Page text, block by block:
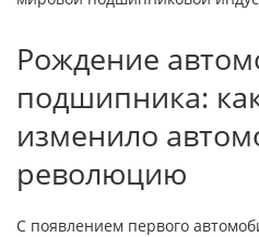
Рождение
подшипника:
изменило
революцию
С появлением первого